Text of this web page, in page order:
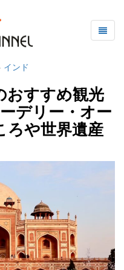
インド
おすすめ観光
デリー・オー
ろや世界遺産